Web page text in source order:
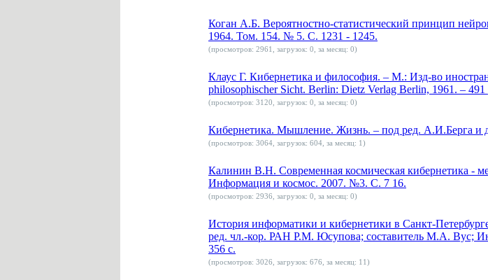
Коган А.Б. Вероятностно-статистический принцип
1964. Том. 154. № 5. С. 1231 - 1245.
(просмотров: 2961, загрузок: 0, за месяц: 0)
Клаус Г. Кибернетика и философия. – М.: Изд-во
philosophischer Sicht. Berlin: Dietz Verlag Berlin, 1961. – 491
(просмотров: 3120, загрузок: 0, за месяц: 0)
Кибернетика. Мышление. Жизнь. – под ред. А.И.Берга и
(просмотров: 3064, загрузок: 604, за месяц: 1)
Калинин В.Н. Современная космическая кибернетика -
Информация и космос. 2007. №3. С. 7 16.
(просмотров: 2936, загрузок: 0, за месяц: 0)
История информатики и кибернетики в Санкт-
ред. чл.-кор. РАН Р.М. Юсупова; составитель М.А. Вус;
356 с.
(просмотров: 3026, загрузок: 676, за месяц: 11)